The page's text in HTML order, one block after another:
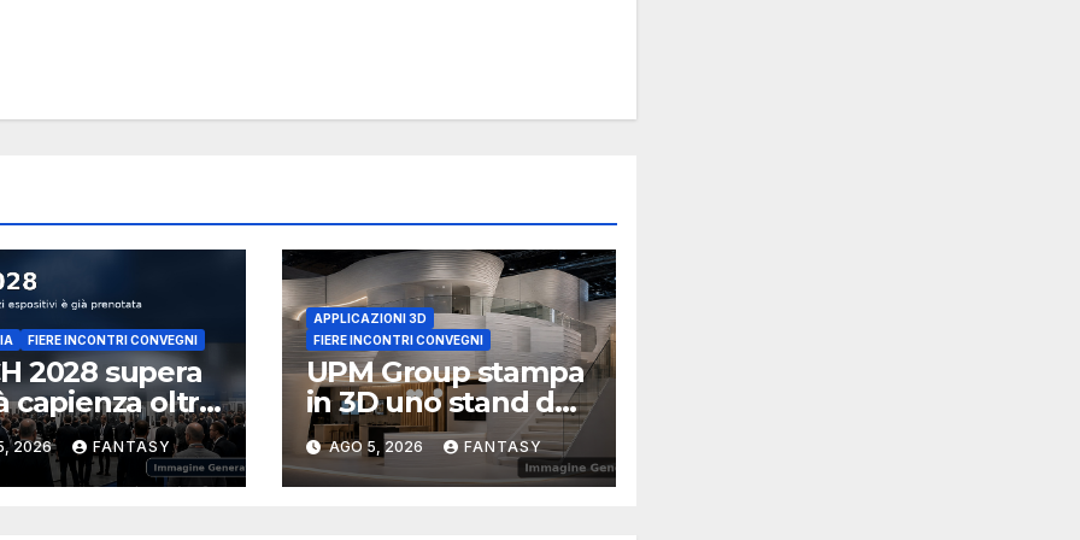
FIERE INCONTRI CONVEGNI
2028 supera
capienza oltre
metri
già
2026 FANTASY
APPLICAZIONI 3D
FIERE INCONTRI CONVEGNI
UPM Group stampa
in 3D uno stand da
100 m² per
EuroShop 2026
AGO 5, 2026 FANTASY